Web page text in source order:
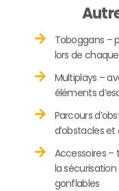
Toboggans –
lors de
Multiplays –
éléments
Parcours
d’obstacles
Accessoires –
la
gonflables